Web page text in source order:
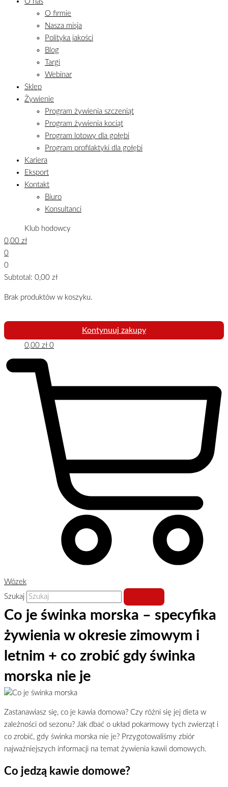
O firmie
Nasza misja
Polityka jakości
Blog
Targi
Webinar
Sklep
Żywienie
Program żywienia szczeniąt
Program żywienia kociąt
Program lotowy dla gołębi
Program profilaktyki dla gołębi
Kariera
Eksport
Kontakt
Biuro
Konsultanci
Klub hodowcy
0,00 zł
0
0
Subtotal: 0,00 zł
Brak produktów w koszyku.
Kontynuuj zakupy
0,00 zł 0
Wózek
Szukaj
Co je świnka morska – specyfika
żywienia w okresie zimowym i
letnim + co zrobić gdy świnka
morska nie je
Zastanawiasz się, co je kawia domowa? Czy różni się jej dieta w
zależności od sezonu? Jak dbać o układ pokarmowy tych zwierząt i
co zrobić, gdy świnka morska nie je? Przygotowaliśmy zbiór
najważniejszych informacji na temat żywienia kawii domowych.
Co jedzą kawie domowe?